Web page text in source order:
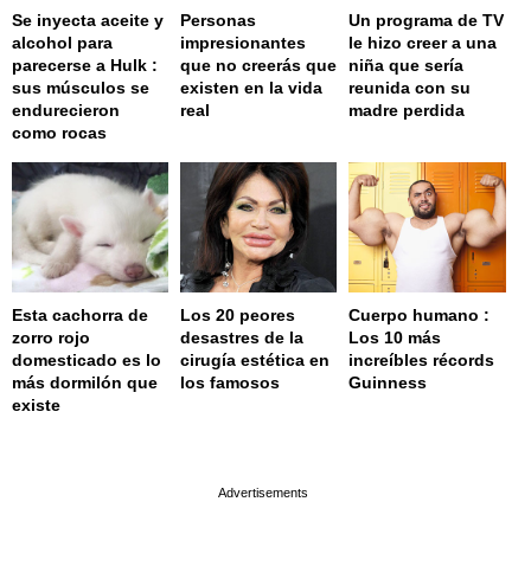
Se inyecta aceite y
alcohol para
parecerse a Hulk :
sus músculos se
endurecieron
como rocas
Personas
impresionantes
que no creerás que
existen en la vida
real
Un programa de TV
le hizo creer a una
niña que sería
reunida con su
madre perdida
Esta cachorra de
zorro rojo
domesticado es lo
más dormilón que
existe
Los 20 peores
desastres de la
cirugía estética en
los famosos
Cuerpo humano :
Los 10 más
increíbles récords
Guinness